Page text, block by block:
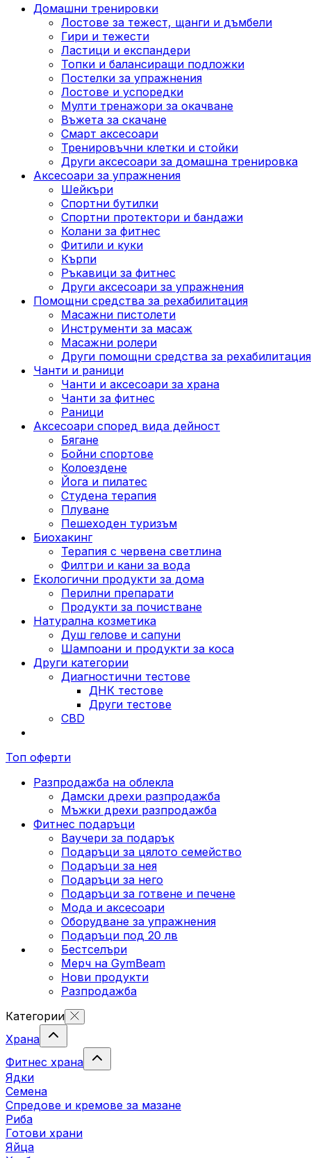
Домашни тренировки
Лостове за тежест, щанги и дъмбели
Гири и тежести
Ластици и експандери
Топки и балансиращи подложки
Постелки за упражнения
Лостове и успоредки
Мулти тренажори за окачване
Въжета за скачане
Смарт аксесоари
Тренировъчни клетки и стойки
Други аксесоари за домашна тренировка
Аксесоари за упражнения
Шейкъри
Спортни бутилки
Спортни протектори и бандажи
Колани за фитнес
Фитили и куки
Кърпи
Ръкавици за фитнес
Други аксесоари за упражнения
Помощни средства за рехабилитация
Масажни пистолети
Инструменти за масаж
Масажни ролери
Други помощни средства за рехабилитация
Чанти и раници
Чанти и аксесоари за храна
Чанти за фитнес
Раници
Аксесоари според вида дейност
Бягане
Бойни спортове
Колоездене
Йога и пилатес
Студена терапия
Плуване
Пешеходен туризъм
Биохакинг
Терапия с червена светлина
Филтри и кани за вода
Екологични продукти за дома
Перилни препарати
Продукти за почистване
Натурална козметика
Душ гелове и сапуни
Шампоани и продукти за коса
Други категории
Диагностични тестове
ДНК тестове
Други тестове
CBD
Топ оферти
Разпродажба на облекла
Дамски дрехи разпродажба
Мъжки дрехи разпродажба
Фитнес подаръци
Ваучери за подарък
Подаръци за цялото семейство
Подаръци за нея
Подаръци за него
Подаръци за готвене и печене
Мода и аксесоари
Оборудване за упражнения
Подаръци под 20 лв
Бестселъри
Мерч на GymBeam
Нови продукти
Разпродажба
Категории
Храна
Фитнес храна
Ядки
Семена
Спредове и кремове за мазане
Риба
Готови храни
Яйца